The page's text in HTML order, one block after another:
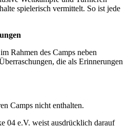
spielerisch vermittelt. So ist jede
Rahmen des Camps neben
die als Erinnerungen
Camps nicht enthalten.
04 e.V. weist ausdrücklich darauf